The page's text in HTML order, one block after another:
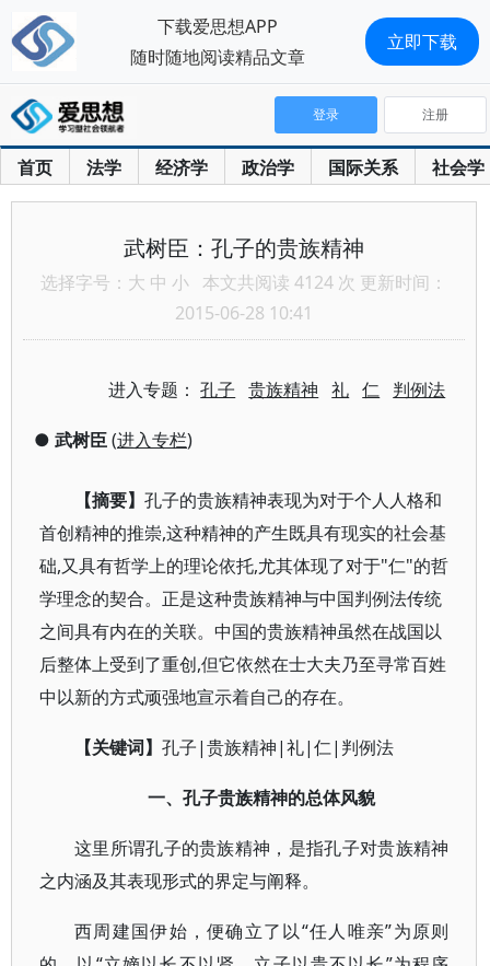
首页 法学 经济学 政治学 国际关系 社会学
登录 注册
武树臣：孔子的贵族精神
选择字号： 大 中 小 本文共阅读 4124 次 更新时间：
2015-06-28 10:41
进入专题：孔子 贵族精神 礼 仁 判例法
● 武树臣(进入专栏)
【摘要】 孔子的贵族精神表现为对于个人人格和
首创精神的推崇,这种精神的产生既具有现实的社会基
础,又具有哲学上的理论依托,尤其体现了对于"仁"的哲
学理念的契合。正是这种贵族精神与中国判例法传统
之间具有内在的关联。中国的贵族精神虽然在战国以
后整体上受到了重创,但它依然在士大夫乃至寻常百姓
中以新的方式顽强地宣示着自己的存在。
【关键词】 孔子|贵族精神|礼|仁|判例法
一、孔子贵族精神的总体风貌
这里所谓孔子的贵族精神，是指孔子对贵族精神
之内涵及其表现形式的界定与阐释。
西周建国伊始，便确立了以“任人唯亲”为原则
下载爱思想APP
随时随地阅读精品文章
立即下载